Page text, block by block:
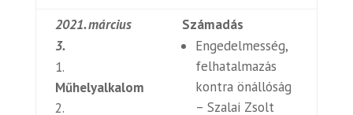
2021. március
3.
Műhelyalkalom
Számadás
Engedelmesség,
felhatalmazás
kontra önállóság
– Szalai Zsolt